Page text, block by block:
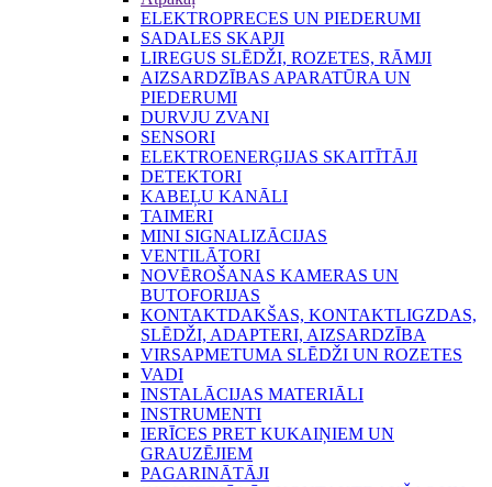
ELEKTROPRECES UN PIEDERUMI
SADALES SKAPJI
LIREGUS SLĒDŽI, ROZETES, RĀMJI
AIZSARDZĪBAS APARATŪRA UN
PIEDERUMI
DURVJU ZVANI
SENSORI
ELEKTROENERĢIJAS SKAITĪTĀJI
DETEKTORI
KABEĻU KANĀLI
TAIMERI
MINI SIGNALIZĀCIJAS
VENTILĀTORI
NOVĒROŠANAS KAMERAS UN
BUTOFORIJAS
KONTAKTDAKŠAS, KONTAKTLIGZDAS,
SLĒDŽI, ADAPTERI, AIZSARDZĪBA
VIRSAPMETUMA SLĒDŽI UN ROZETES
VADI
INSTALĀCIJAS MATERIĀLI
INSTRUMENTI
IERĪCES PRET KUKAIŅIEM UN
GRAUZĒJIEM
PAGARINĀTĀJI